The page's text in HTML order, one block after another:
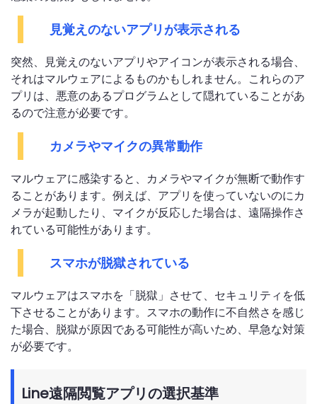
見覚えのないアプリが表示される
突然、見覚えのないアプリやアイコンが表示される場合、
それはマルウェアによるものかもしれません。これらのア
プリは、悪意のあるプログラムとして隠れていることがあ
るので注意が必要です。
カメラやマイクの異常動作
マルウェアに感染すると、カメラやマイクが無断で動作す
ることがあります。例えば、アプリを使っていないのにカ
メラが起動したり、マイクが反応した場合は、遠隔操作さ
れている可能性があります。
スマホが脱獄されている
マルウェアはスマホを「脱獄」させて、セキュリティを低
下させることがあります。スマホの動作に不自然さを感じ
た場合、脱獄が原因である可能性が高いため、早急な対策
が必要です。
Line遠隔閲覧アプリの選択基準